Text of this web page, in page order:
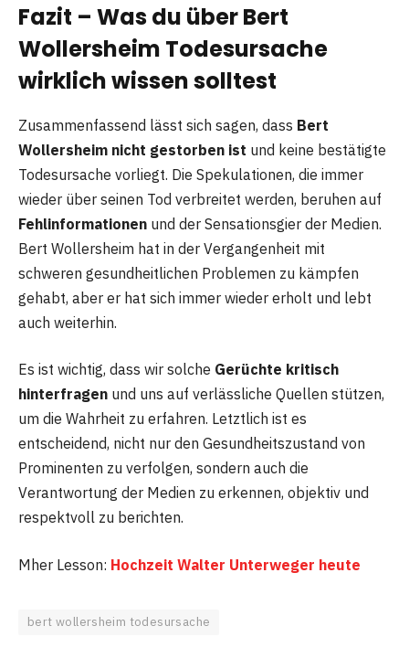
Fazit – Was du über Bert
Wollersheim Todesursache
wirklich wissen solltest
Zusammenfassend lässt sich sagen, dass Bert
Wollersheim nicht gestorben ist und keine bestätigte
Todesursache vorliegt. Die Spekulationen, die immer
wieder über seinen Tod verbreitet werden, beruhen auf
Fehlinformationen und der Sensationsgier der Medien.
Bert Wollersheim hat in der Vergangenheit mit
schweren gesundheitlichen Problemen zu kämpfen
gehabt, aber er hat sich immer wieder erholt und lebt
auch weiterhin.
Es ist wichtig, dass wir solche Gerüchte kritisch
hinterfragen und uns auf verlässliche Quellen stützen,
um die Wahrheit zu erfahren. Letztlich ist es
entscheidend, nicht nur den Gesundheitszustand von
Prominenten zu verfolgen, sondern auch die
Verantwortung der Medien zu erkennen, objektiv und
respektvoll zu berichten.
Mher Lesson: Hochzeit Walter Unterweger heute
bert wollersheim todesursache